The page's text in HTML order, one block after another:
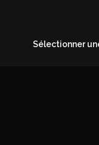
Sélectionner